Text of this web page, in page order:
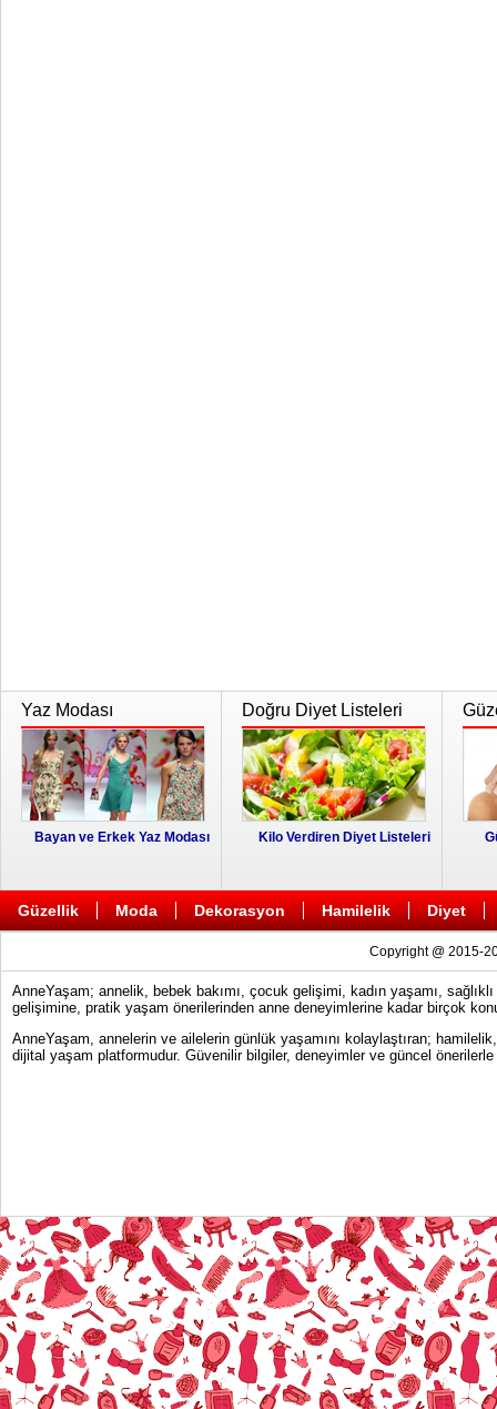
Yaz Modası
Bayan ve Erkek Yaz Modası
Doğru Diyet Listeleri
Kilo Verdiren Diyet Listeleri
Güzellik Moda Dekorasyon Hamilelik Diyet
Copyright @ 2015-
AnneYaşam; annelik, bebek bakımı, çocuk gelişimi, kadın yaşamı,
gelişimine, pratik yaşam önerilerinden anne deneyimlerine kadar birçok
AnneYaşam, annelerin ve ailelerin günlük yaşamını kolaylaştıran;
dijital yaşam platformudur. Güvenilir bilgiler, deneyimler ve güncel